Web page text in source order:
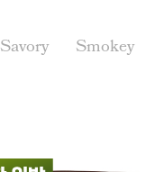
Savory Smokey